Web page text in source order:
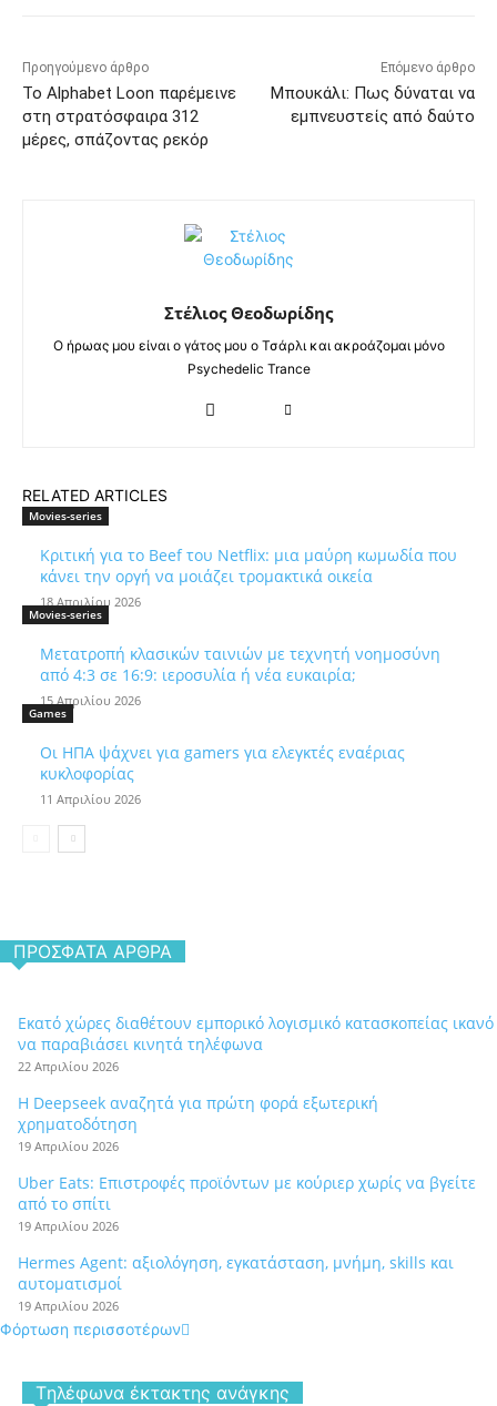
Προηγούμενο άρθρο
Το Alphabet Loon παρέμεινε
στη στρατόσφαιρα 312
μέρες, σπάζοντας ρεκόρ
Επόμενο άρθρο
Μπουκάλι: Πως δύναται να
εμπνευστείς από δαύτο
Στέλιος Θεοδωρίδης
Ο ήρωας μου είναι ο γάτος μου ο Τσάρλι και ακροάζομαι μόνο
Psychedelic Trance
RELATED ARTICLES
Movies-series
Κριτική για το Beef του Netflix: μια μαύρη κωμωδία που
κάνει την οργή να μοιάζει τρομακτικά οικεία
18 Απριλίου 2026
Movies-series
Μετατροπή κλασικών ταινιών με τεχνητή νοημοσύνη
από 4:3 σε 16:9: ιεροσυλία ή νέα ευκαιρία;
15 Απριλίου 2026
Games
Οι ΗΠΑ ψάχνει για gamers για ελεγκτές εναέριας
κυκλοφορίας
11 Απριλίου 2026
ΠΡΌΣΦΑΤΑ ΆΡΘΡΑ
Εκατό χώρες διαθέτουν εμπορικό λογισμικό κατασκοπείας ικανό
να παραβιάσει κινητά τηλέφωνα
22 Απριλίου 2026
Η Deepseek αναζητά για πρώτη φορά εξωτερική
χρηματοδότηση
19 Απριλίου 2026
Uber Eats: Επιστροφές προϊόντων με κούριερ χωρίς να βγείτε
από το σπίτι
19 Απριλίου 2026
Hermes Agent: αξιολόγηση, εγκατάσταση, μνήμη, skills και
αυτοματισμοί
19 Απριλίου 2026
Φόρτωση περισσοτέρων
Tηλέφωνα έκτακτης ανάγκης